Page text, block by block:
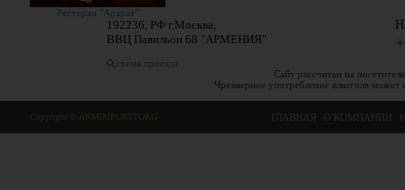
Ресторан "Арарат"
192236, РФ г.Москва,
ВВЦ Павильон 68 "АРМЕНИЯ"
схема проезда
Сайт рассчитан на
Чрезмерное употребление алкоголя
Copyright © ARMIMPORTTORG ГЛАВНАЯ О КОМПАНИИ